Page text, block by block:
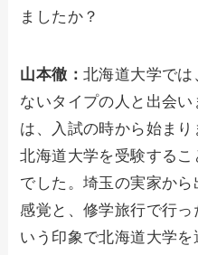
ましたか？
山本徹：北海道大学で
ないタイプの人と出会
は、入試の時から始まり
北海道大学を受験する
でした。埼玉の実家か
感覚と、修学旅行で行
いう印象で北海道大学